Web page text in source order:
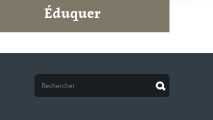
Éduquer